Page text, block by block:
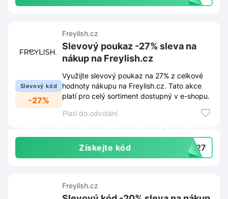
Slevový kód
-27%
Freylish.cz
Slevový poukaz -27% sleva na
nákup na Freylish.cz
Využijte slevový poukaz na 27% z celkové
hodnoty nákupu na Freylish.cz. Tato akce
platí pro celý sortiment dostupný v e-shopu.
Platí do odvolání
Získejte kód EY27
Freylish.cz